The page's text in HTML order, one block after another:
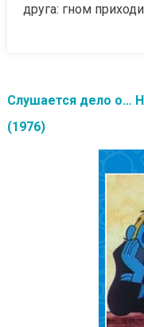
друга: гном
Слушается дело о…
(1976)